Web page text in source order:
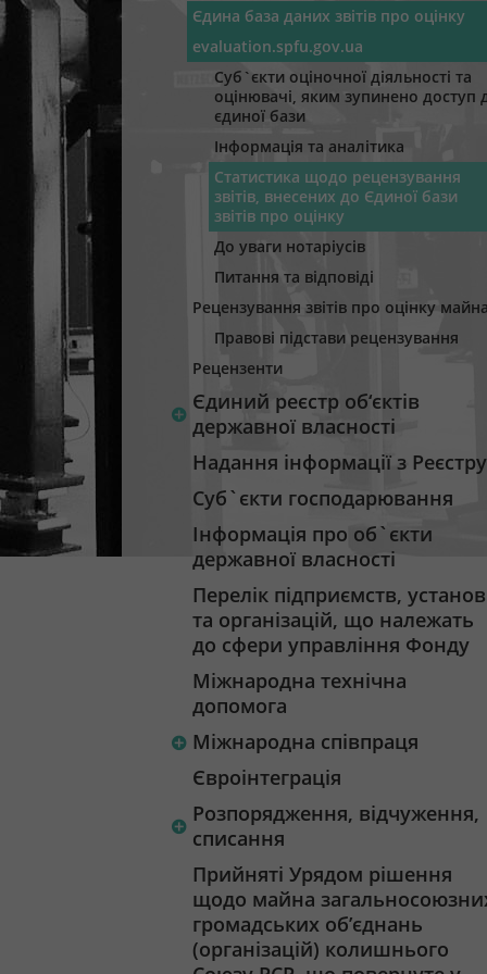
Єдина база даних звітів про оцінку
evaluation.spfu.gov.ua
Суб`єкти оціночної діяльності та
оцінювачі, яким зупинено доступ
єдиної бази
Інформація та аналітика
Статистика щодо рецензування
звітів, внесених до Єдиної бази
звітів про оцінку
До уваги нотаріусів
Питання та відповіді
Рецензування звітів про оцінку
Правові підстави рецензування
Рецензенти
Єдиний реєстр об‘єктів
державної власності
Надання інформації з Реєстру
Суб`єкти господарювання
Інформація про об`єкти
державної власності
Перелік підприємств, установ
та організацій, що належать
до сфери управління Фонду
Міжнародна технічна
допомога
Міжнародна співпраця
Євроінтеграція
Розпорядження, відчуження,
списання
Прийняті Урядом рішення
щодо майна
громадських об’єднань
(організацій) колишнього